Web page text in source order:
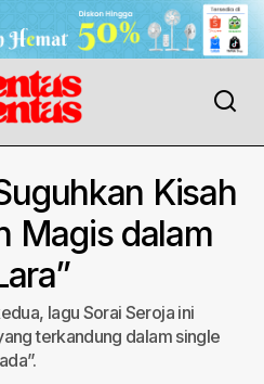
Kisah
Magis dalam
lagu Sorai Seroja ini
terkandung dalam single